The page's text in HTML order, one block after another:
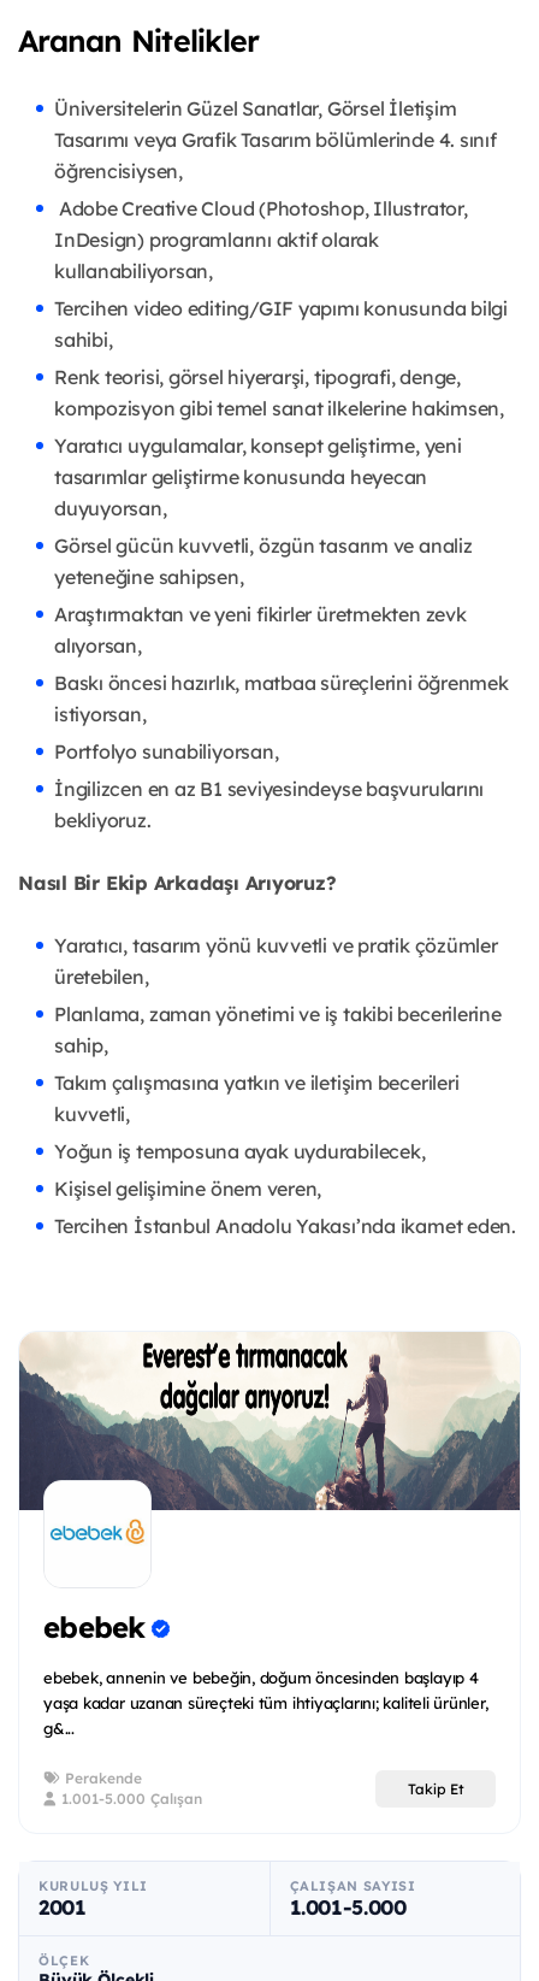
Aranan Nitelikler
Üniversitelerin Güzel Sanatlar, Görsel İletişim
Tasarımı veya Grafik Tasarım bölümlerinde 4. sınıf
öğrencisiysen,
Adobe Creative Cloud (Photoshop, Illustrator,
InDesign) programlarını aktif olarak
kullanabiliyorsan,
Tercihen video editing/GIF yapımı konusunda bilgi
sahibi,
Renk teorisi, görsel hiyerarşi, tipografi, denge,
kompozisyon gibi temel sanat ilkelerine hakimsen,
Yaratıcı uygulamalar, konsept geliştirme, yeni
tasarımlar geliştirme konusunda heyecan
duyuyorsan,
Görsel gücün kuvvetli, özgün tasarım ve analiz
yeteneğine sahipsen,
Araştırmaktan ve yeni fikirler üretmekten zevk
alıyorsan,
Baskı öncesi hazırlık, matbaa süreçlerini öğrenmek
istiyorsan,
Portfolyo sunabiliyorsan,
İngilizcen en az B1 seviyesindeyse başvurularını
bekliyoruz.
Nasıl Bir Ekip Arkadaşı Arıyoruz?
Yaratıcı, tasarım yönü kuvvetli ve pratik çözümler
üretebilen,
Planlama, zaman yönetimi ve iş takibi becerilerine
sahip,
Takım çalışmasına yatkın ve iletişim becerileri
kuvvetli,
Yoğun iş temposuna ayak uydurabilecek,
Kişisel gelişimine önem veren,
Tercihen İstanbul Anadolu Yakası’nda ikamet eden.
ebebek
ebebek, annenin ve bebeğin, doğum öncesinden başlayıp 4
yaşa kadar uzanan süreçteki tüm ihtiyaçlarını; kaliteli ürünler,
g&...
Perakende
1.001-5.000 Çalışan
Takip Et
KURULUŞ YILI
2001
ÇALIŞAN SAYISI
1.001-5.000
ÖLÇEK